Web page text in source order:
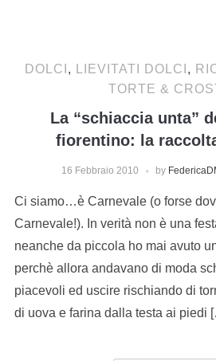
DOLCI , LIEVITATI DOLCI ,
TORTE &
La “schiaccia unta”
fiorentino: la
16 Febbraio 2010 by
Ci siamo…è Carnevale (o forse
Carnevale!). In verità non è una
neanche da piccola ho mai avuto
perchè allora andavano di moda
piacevoli ed uscire rischiando di
di uova e farina dalla testa ai piedi